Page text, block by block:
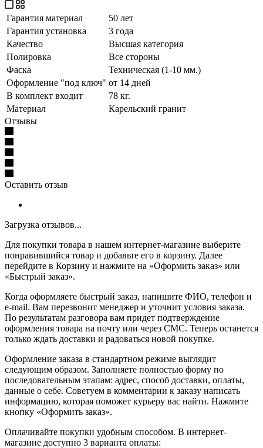
Гарантия материал
50 лет
Гарантия установка
3 года
Качество
Высшая категория
Полировка
Все стороны
Фаска
Техническая (1-10 мм.)
Оформление "под ключ" от 14 дней
В комплект входит
78 кг.
Материал
Карельский гранит
Отзывы
Оставить отзыв
Загрузка отзывов...
Для покупки товара в нашем интернет-магазине выберите
понравившийся товар и добавьте его в корзину. Далее
перейдите в Корзину и нажмите на «Оформить заказ» или
«Быстрый заказ».
Когда оформляете быстрый заказ, напишите ФИО, телефон и
e-mail. Вам перезвонит менеджер и уточнит условия заказа.
По результатам разговора вам придет подтверждение
оформления товара на почту или через СМС. Теперь останется
только ждать доставки и радоваться новой покупке.
Оформление заказа в стандартном режиме выглядит
следующим образом. Заполняете полностью форму по
последовательным этапам: адрес, способ доставки, оплаты,
данные о себе. Советуем в комментарии к заказу написать
информацию, которая поможет курьеру вас найти. Нажмите
кнопку «Оформить заказ».
Оплачивайте покупки удобным способом. В интернет-
магазине доступно 3 варианта оплаты: